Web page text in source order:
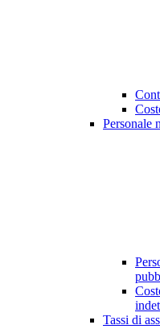
Personale
Tassi di